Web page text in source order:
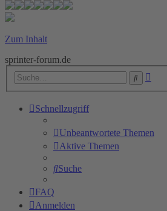
Zum Inhalt
sprinter-forum.de
Suche
Schnellzugriff
Unbeantwortete Themen
Aktive Themen
Suche
FAQ
Anmelden